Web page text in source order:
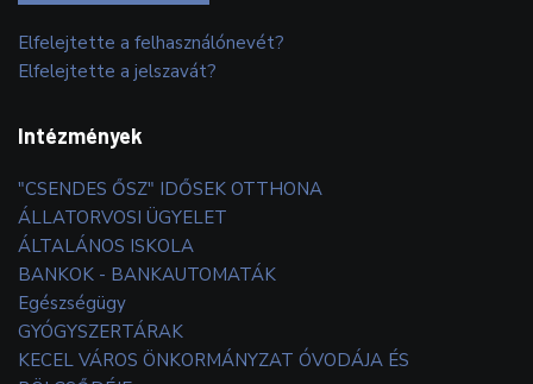
Elfelejtette a felhasználónevét?
Elfelejtette a jelszavát?
Intézmények
"CSENDES ŐSZ" IDŐSEK OTTHONA
ÁLLATORVOSI ÜGYELET
ÁLTALÁNOS ISKOLA
BANKOK - BANKAUTOMATÁK
Egészségügy
GYÓGYSZERTÁRAK
KECEL VÁROS ÖNKORMÁNYZAT ÓVODÁJA ÉS